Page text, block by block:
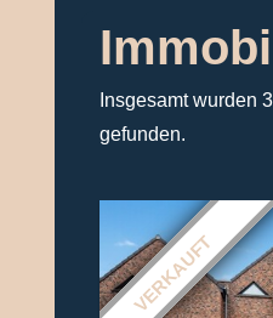
Insgesamt wurden
gefunden.
VERKAUFT